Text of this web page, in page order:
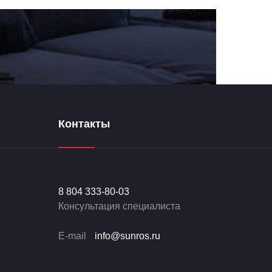
E-mail info@sunros.ru
8 804 333-80-03
Консультация специалиста
Контакты